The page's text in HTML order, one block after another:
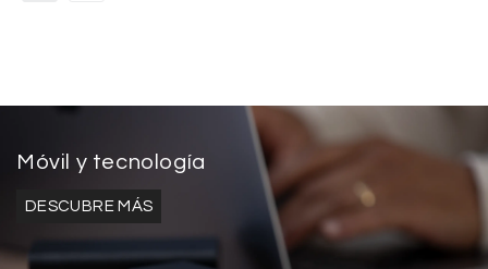
Móvil y tecnología
DESCUBRE MÁS